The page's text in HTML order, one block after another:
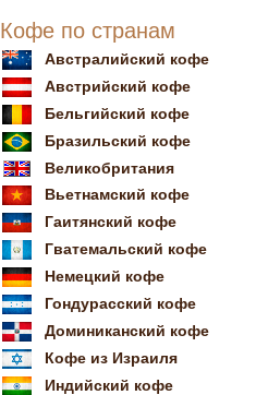
Кофе по странам
Австралийский кофе
Австрийский кофе
Бельгийский кофе
Бразильский кофе
Великобритания
Вьетнамский кофе
Гаитянский кофе
Гватемальский кофе
Немецкий кофе
Гондурасский кофе
Доминиканский кофе
Кофе из Израиля
Индийский кофе